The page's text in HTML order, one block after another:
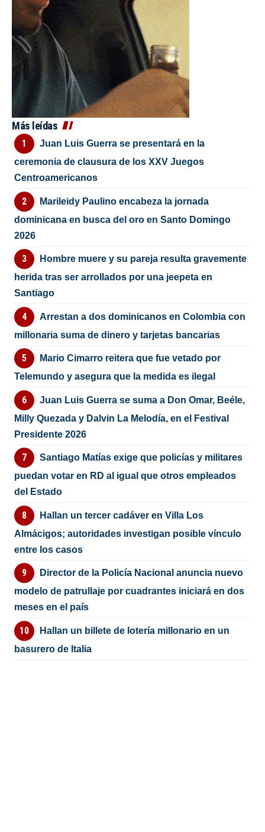
Más leídas
Juan Luis Guerra se presentará en la
ceremonia de clausura de los XXV Juegos
Centroamericanos
Marileidy Paulino encabeza la jornada
dominicana en busca del oro en Santo Domingo
2026
Hombre muere y su pareja resulta gravemente
herida tras ser arrollados por una jeepeta en
Santiago
Arrestan a dos dominicanos en Colombia con
millonaria suma de dinero y tarjetas bancarias
Mario Cimarro reitera que fue vetado por
Telemundo y asegura que la medida es ilegal
Juan Luis Guerra se suma a Don Omar, Beéle,
Milly Quezada y Dalvin La Melodía, en el Festival
Presidente 2026
Santiago Matías exige que policías y militares
puedan votar en RD al igual que otros empleados
del Estado
Hallan un tercer cadáver en Villa Los
Almácigos; autoridades investigan posible vínculo
entre los casos
Director de la Policía Nacional anuncia nuevo
modelo de patrullaje por cuadrantes iniciará en dos
meses en el país
Hallan un billete de lotería millonario en un
basurero de Italia